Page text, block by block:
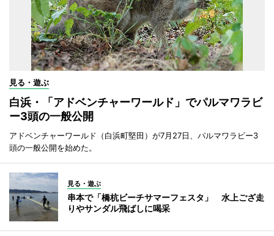
見る・遊ぶ
白浜・「アドベンチャーワールド」でパルマワラビ
ー3頭の一般公開
アドベンチャーワールド（白浜町堅田）が7月27日、パルマワラビー3
頭の一般公開を始めた。
見る・遊ぶ
串本で「橋杭ビーチサマーフェスタ」 水上ござ走
りやサンダル飛ばしに喝采